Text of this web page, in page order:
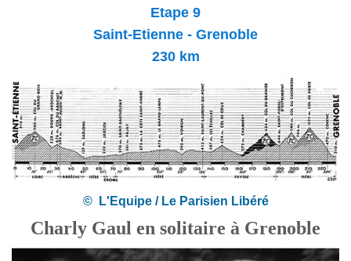
Etape 9
Saint-Etienne - Grenoble
230 km
© L'Equipe / Le Parisien Libéré
Charly Gaul en solitaire à Grenoble